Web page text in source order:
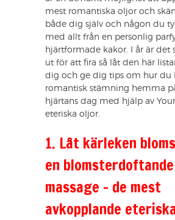
mest romantiska oljor och
både dig själv och någon du
med allt från en personlig
hjärtformade kakor. I år är det
ut för att fira så låt den här
dig och ge dig tips om hur du
romantisk stämning hemma
hjärtans dag med hjälp av
eteriska oljor.
1. Låt kärleken
en blomsterdoftande
massage – de mest
avkopplande